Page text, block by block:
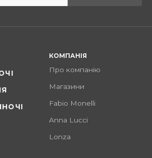
КОМПАНІЯ
Про компанію
Магазини
Fabio Monelli
Anna Lucci
Lonza